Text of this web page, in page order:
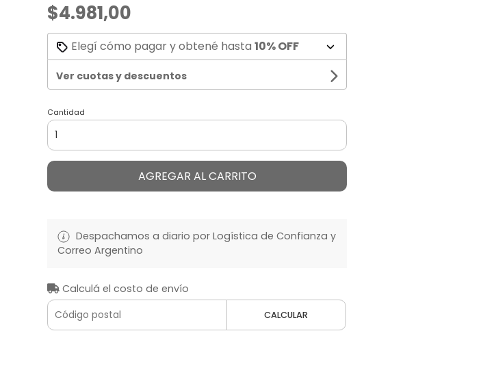
$4.981,00
Elegí cómo pagar y obtené hasta 10% OFF
Ver cuotas y descuentos
Cantidad
AGREGAR AL CARRITO
Despachamos a diario por Logística de Confianza y
Correo Argentino
Calculá el costo de envío
CALCULAR